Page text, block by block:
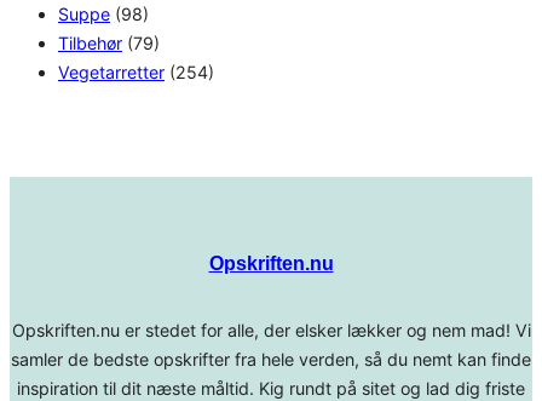
Suppe (98)
Tilbehør (79)
Vegetarretter (254)
Opskriften.nu
Opskriften.nu er stedet for alle, der elsker lækker og nem mad! Vi
samler de bedste opskrifter fra hele verden, så du nemt kan finde
inspiration til dit næste måltid. Kig rundt på sitet og lad dig friste